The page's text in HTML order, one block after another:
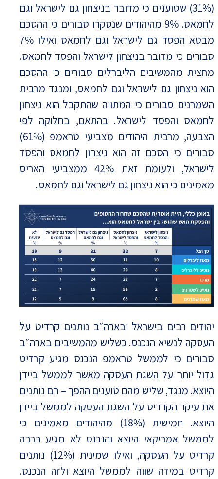
(31%) שטוענים כי מדובר בניצחון גם לישראל וגם
לחמאס. 9% מהיהודים שנסקרו סבורים כי ההסכם
מבטא הפסד גם לישראל וגם לחמאס ואילו 7%
סבורים כי מדובר בניצחון לישראל והפסד לחמאס.
מחצית מהמשיבים הליברלים סבורים כי ההסכם
הוא ניצחון גם לישראל וגם לחמאס, ומנגד מרבית
השמרנים סבורים כי המתווה שהתקבל הוא ניצחון
לחמאס והפסד לישראל. בהתאם, בחלוקה לפי
הצבעה, מרבית היהודים מצביעי טראמפ (61%)
סבורים כי הסכם זה הוא ניצחון לחמאס והפסד
לישראל, ולעומת זאת 42% ממצביעי האריס
מאמינים כי הוא ניצחון גם לישראל וגם לחמאס.
יהודים רבים בישראל ובארה״ב נותנים קרדיט על
העסקה לנשיא הנכנס. כשליש מהמשיבים בארה״ב
סבורים כי לממשל טראמפ הנכנס מגיע קרדיט
גדול יותר על השגת העסקה מאשר לממשל ביידן
היוצא. מנגד, שליש מהם טוענים ההפך – הם נותנים
את עיקר הקרדיט על השגת העסקה לממשל ביידן
היוצא. חמישית (18%) מהיהודים מאמינים כי
לממשל אמריקאי היוצא והנכנס לא מגיע הרבה
קרדיט על העסקה, ואילו שמינית (12%) נותנים
קרדיט במידה שווה לממשל היוצא ולזה הנכנס.